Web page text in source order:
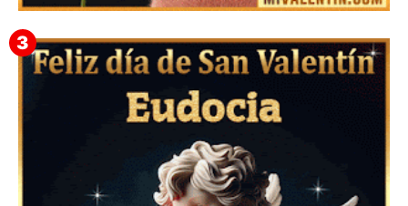
Mensajes Tarjetas y GiF de San Valentín para Amigas